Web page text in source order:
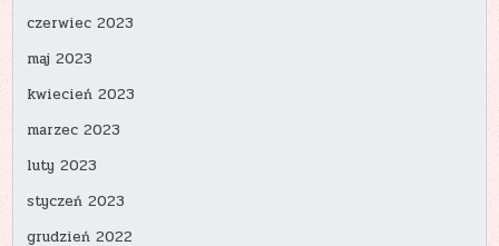
czerwiec 2023
maj 2023
kwiecień 2023
marzec 2023
luty 2023
styczeń 2023
grudzień 2022